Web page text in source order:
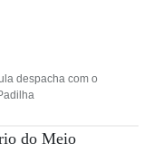
despacha com o
do Meio